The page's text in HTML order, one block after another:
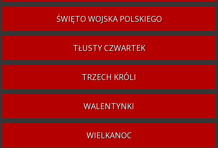
ŚWIĘTO WOJSKA POLSKIEGO
TŁUSTY CZWARTEK
TRZECH KRÓLI
WALENTYNKI
WIELKANOC